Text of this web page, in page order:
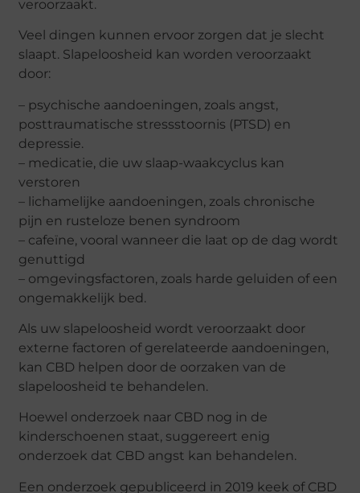
veroorzaakt.
Veel dingen kunnen ervoor zorgen dat je slecht
slaapt. Slapeloosheid kan worden veroorzaakt
door:
– psychische aandoeningen, zoals angst,
posttraumatische stressstoornis (PTSD) en
depressie.
– medicatie, die uw slaap-waakcyclus kan
verstoren
– lichamelijke aandoeningen, zoals chronische
pijn en rusteloze benen syndroom
– cafeïne, vooral wanneer die laat op de dag wordt
genuttigd
– omgevingsfactoren, zoals harde geluiden of een
ongemakkelijk bed.
Als uw slapeloosheid wordt veroorzaakt door
externe factoren of gerelateerde aandoeningen,
kan CBD helpen door de oorzaken van de
slapeloosheid te behandelen.
Hoewel onderzoek naar CBD nog in de
kinderschoenen staat, suggereert enig
onderzoek dat CBD angst kan behandelen.
Een onderzoek gepubliceerd in 2019 keek of CBD